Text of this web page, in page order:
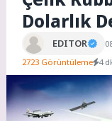
Dolarlık
EDITOR
2723 Görüntüleme 4